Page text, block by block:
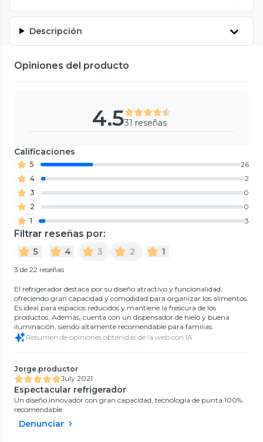
Descripción
Opiniones del producto
4.531 reseñas
Calificaciones
5
26
4
2
3
0
2
0
1
3
Filtrar reseñas por:
5 4 3 2 1
3 de 22 reseñas
El refrigerador destaca por su diseño atractivo y funcionalidad,
ofreciendo gran capacidad y comodidad para organizar los alimentos.
Es ideal para espacios reducidos y mantiene la frescura de los
productos. Además, cuenta con un dispensador de hielo y buena
iluminación, siendo altamente recomendable para familias.
Resumen de opiniones obtenidas de la web con IA
Jorge.productor
July 2021
Espectacular refrigerador
Un diseño innovador con gran capacidad, tecnología de punta 100%
recomendable
Denunciar